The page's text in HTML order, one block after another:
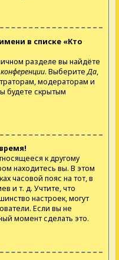
в списке «Кто
разделе вы найдёте
. ВыберитеДа,
модераторам и
будете скрытым
к другому
находитесь вы. В этом
часовой пояс на тот, в
и т. д. Учтите, что
настроек, могут
Если вы не
момент сделать это.